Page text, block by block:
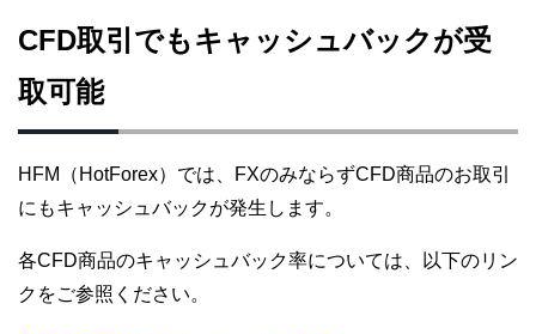
CFD取引でもキャッシュバックが受
取可能
HFM（HotForex）では、FXのみならずCFD商品のお取引
にもキャッシュバックが発生します。
各CFD商品のキャッシュバック率については、以下のリン
クをご参照ください。